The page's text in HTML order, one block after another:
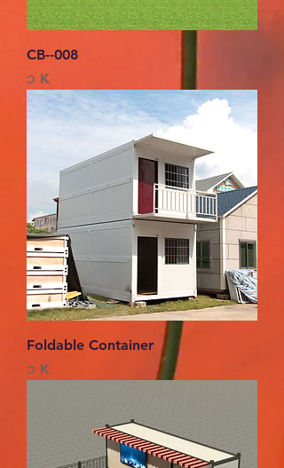
CB--008
Price
၁ K
Foldable Container
Price
၁ K